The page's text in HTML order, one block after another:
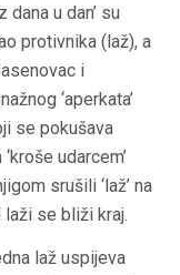
dana u dan’ su
protivnika (laž), a
i
‘aperkata’
se pokušava
udarcem’
srušili ‘laž’ na
se bliži kraj.
laž uspijeva